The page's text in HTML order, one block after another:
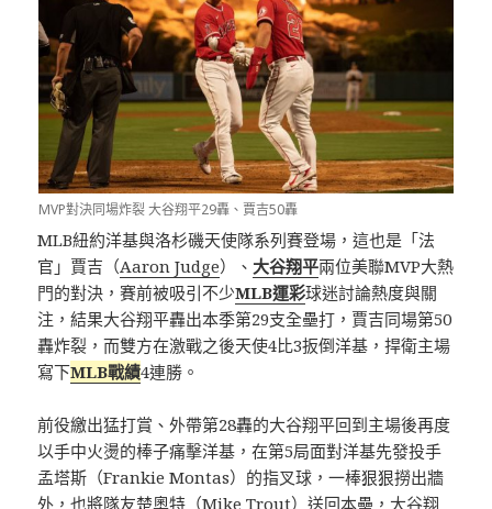
MVP對決同場炸裂 大谷翔平29轟、賈吉50轟
MLB紐約洋基與洛杉磯天使隊系列賽登場，這也是「法
官」賈吉（Aaron Judge）、 大谷翔平兩位美聯MVP大熱
門的對決，賽前被吸引不少MLB運彩球迷討論熱度與關
注，結果大谷翔平轟出本季第29支全壘打，賈吉同場第50
轟炸裂，而雙方在激戰之後天使4比3扳倒洋基，捍衛主場
寫下MLB戰績4連勝。
前役繳出猛打賞、外帶第28轟的大谷翔平回到主場後再度
以手中火燙的棒子痛擊洋基，在第5局面對洋基先發投手
孟塔斯（Frankie Montas）的指叉球，一棒狠狠撈出牆
外，也將隊友楚奧特（Mike Trout）送回本壘，大谷翔